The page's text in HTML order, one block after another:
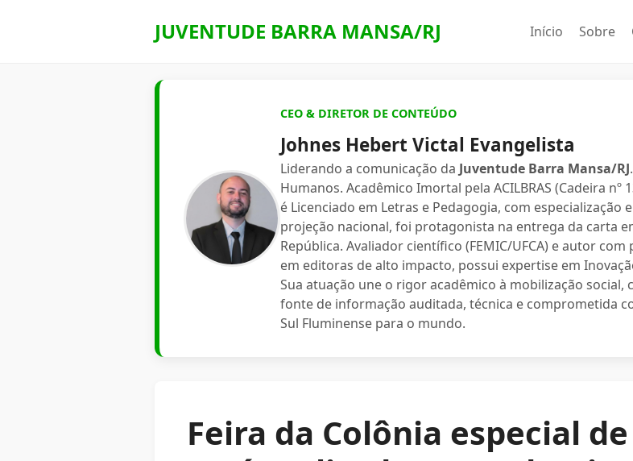
JUVENTUDE BARRA MANSA/RJ Início Sobre
CEO & DIRETOR DE CONTEÚDO
Johnes Hebert Victal Evangelista
Liderando a comunicação da Juventude Barra Mansa/RJ
Humanos. Acadêmico Imortal pela ACILBRAS (Cadeira
é Licenciado em Letras e Pedagogia, com
projeção nacional, foi protagonista na entrega da carta
República. Avaliador científico (FEMIC/UFCA) e autor
em editoras de alto impacto, possui expertise em
Sua atuação une o rigor acadêmico à mobilização social,
fonte de informação auditada, técnica e comprometida
Sul Fluminense para o mundo.
Feira da Colônia especial